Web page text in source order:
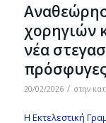
χορηγιών
νέα
πρόσφυγες
20/02/2026 / στην
H Εκτελεστική